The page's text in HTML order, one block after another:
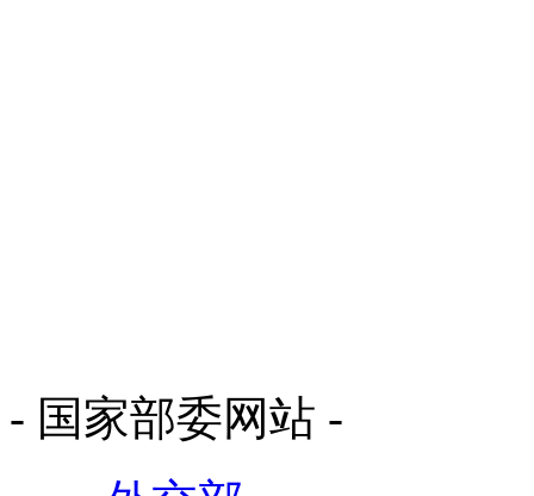
- 国家部委网站 -